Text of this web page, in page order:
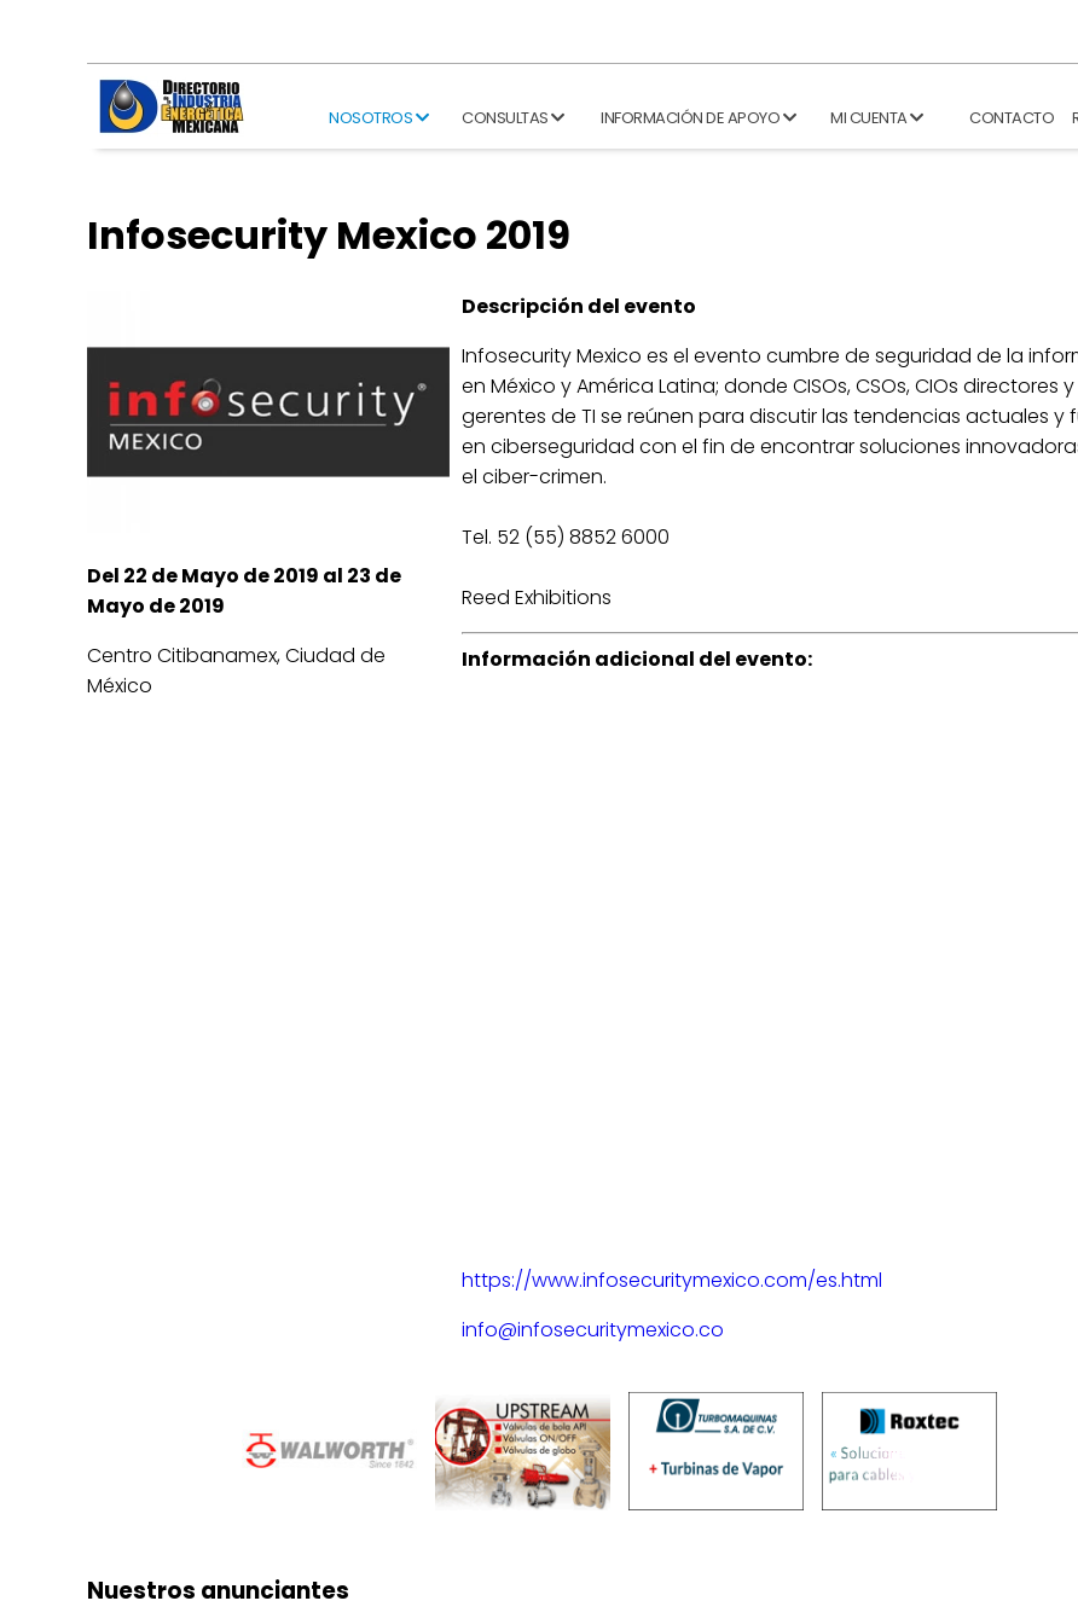
NOSOTROS CONSULTAS INFORMACIÓN DE APOYO MI CUENTA CONTACTO
Infosecurity Mexico 2019
Del 22 de Mayo de 2019 al 23 de
Mayo de 2019
Centro Citibanamex, Ciudad de
México
Descripción del evento
Infosecurity Mexico es el evento cumbre de seguridad de la
en México y América Latina; donde CISOs, CSOs, CIOs directores y
gerentes de TI se reúnen para discutir las tendencias actuales y
en ciberseguridad con el fin de encontrar soluciones
el ciber-crimen.
Tel. 52 (55) 8852 6000
Reed Exhibitions
Información adicional del evento:
https://www.infosecuritymexico.com/es.html
info@infosecuritymexico.co
Nuestros anunciantes